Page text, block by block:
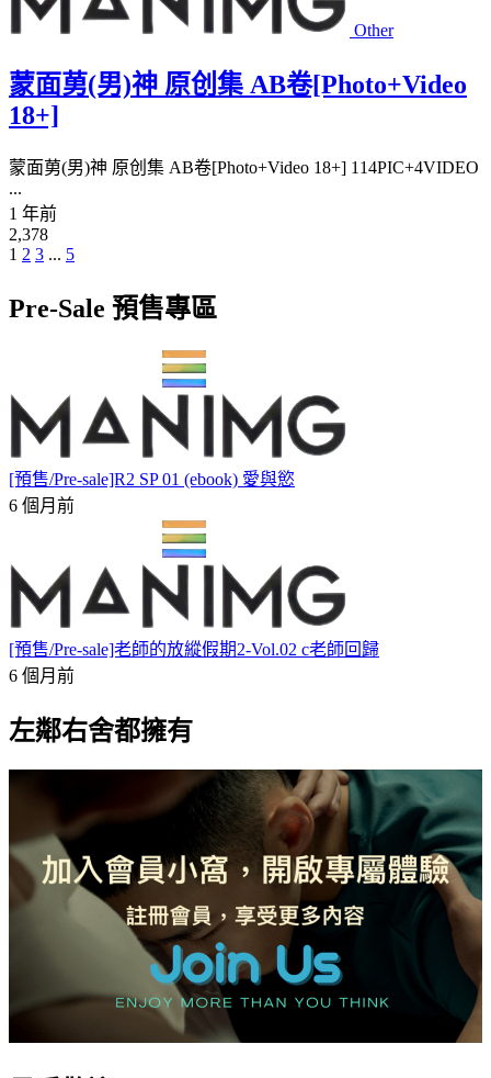
Other
蒙面莮(男)神 原创集 AB卷[Photo+Video
18+]
蒙面莮(男)神 原创集 AB卷[Photo+Video 18+] 114PIC+4VIDEO
...
1 年前
2,378
Posts
Navigation
1 2 3 ... 5
Pre-Sale 預售專區
[預售/Pre-sale]R2 SP 01 (ebook) 愛與慾
6 個月前
[預售/Pre-sale]老師的放縱假期2-Vol.02 c老師回歸
6 個月前
左鄰右舍都擁有